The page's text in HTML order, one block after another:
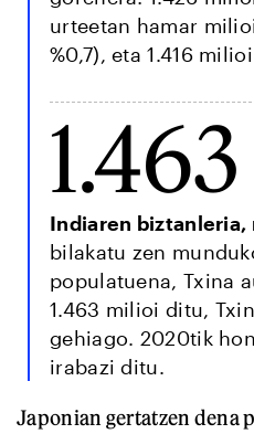
urteetan hamar
%0,7), eta 1.416
1.463
Indiaren
bilakatu zen
populatuena, Txina
1.463 milioi ditu,
gehiago. 2020tik
irabazi ditu.
Japonian gertatzen dena